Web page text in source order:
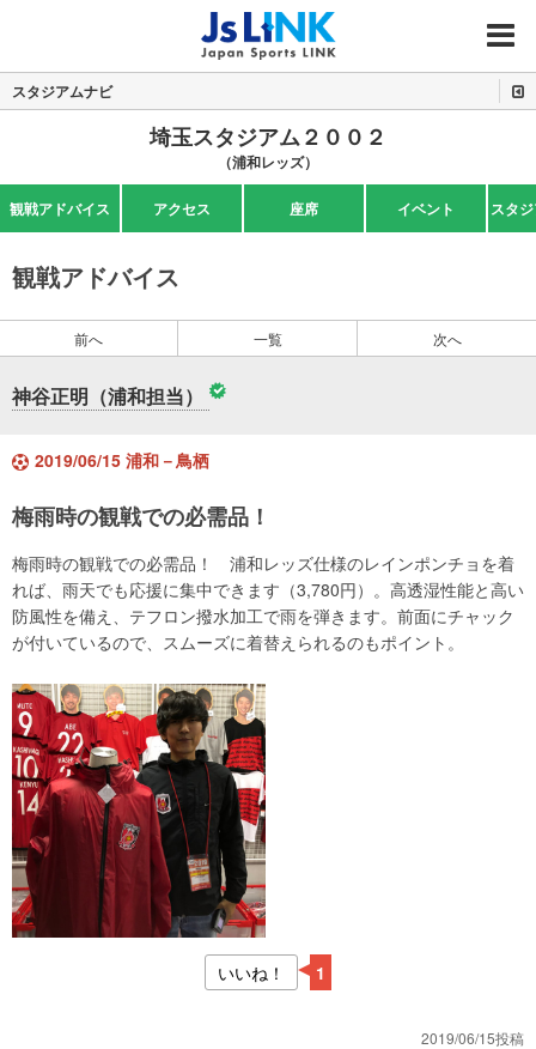
MENU
スタジアムナビ
埼玉スタジアム２００２
（浦和レッズ）
観戦アドバイス アクセス 座席 イベント スタ
観戦アドバイス
前へ 一覧 次へ
神谷正明（浦和担当）
2019/06/15 浦和－鳥栖
梅雨時の観戦での必需品！
梅雨時の観戦での必需品！ 浦和レッズ仕様のレインポンチョを着
れば、雨天でも応援に集中できます（3,780円）。高透湿性能と高い
防風性を備え、テフロン撥水加工で雨を弾きます。前面にチャック
が付いているので、スムーズに着替えられるのもポイント。
いいね！ 1
2019/06/15投稿